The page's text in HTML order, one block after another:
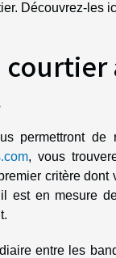
Découvrez-les
permettront
, vous
critère
est en mesure
entre les